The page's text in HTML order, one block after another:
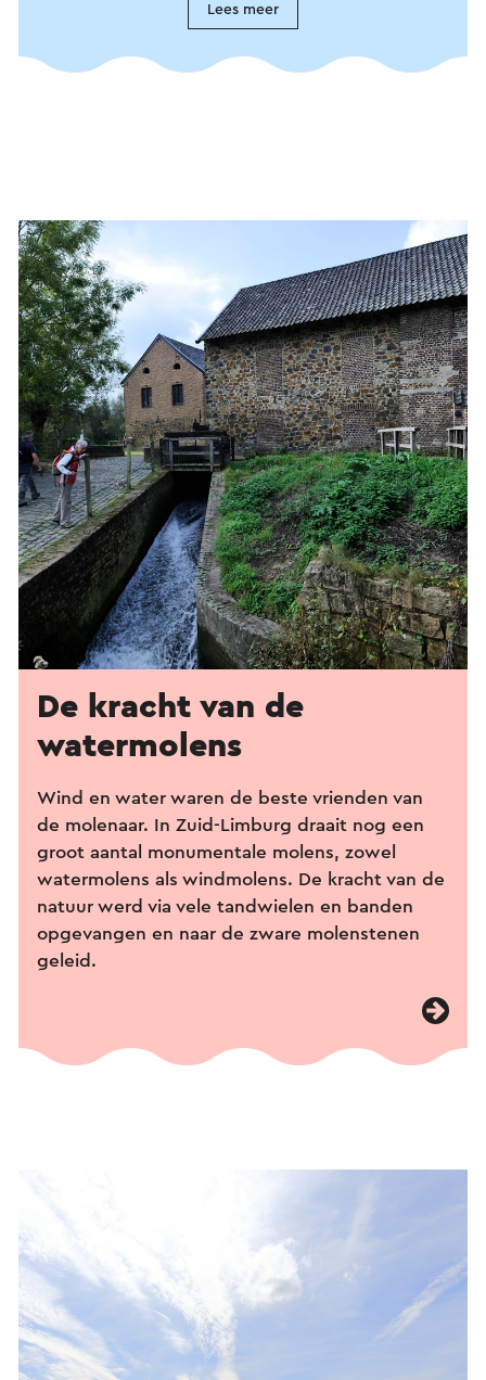
Lees meer
De kracht van de
watermolens
Wind en water waren de beste vrienden van
de molenaar. In Zuid-Limburg draait nog een
groot aantal monumentale molens, zowel
watermolens als windmolens. De kracht van de
natuur werd via vele tandwielen en banden
opgevangen en naar de zware molenstenen
geleid.